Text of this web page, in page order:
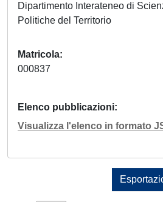
Dipartimento Interateneo di
Politiche del Territorio
Matricola
000837
Elenco pubblicazioni
Visualizza l'elenco in formato